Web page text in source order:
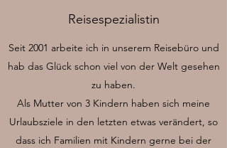
Reisespezialistin
Seit 2001 arbeite ich in unserem Reisebüro und
hab das Glück schon viel von der Welt gesehen
zu haben.
Als Mutter von 3 Kindern haben sich meine
Urlaubsziele in den letzten etwas verändert, so
dass ich Familien mit Kindern gerne bei der